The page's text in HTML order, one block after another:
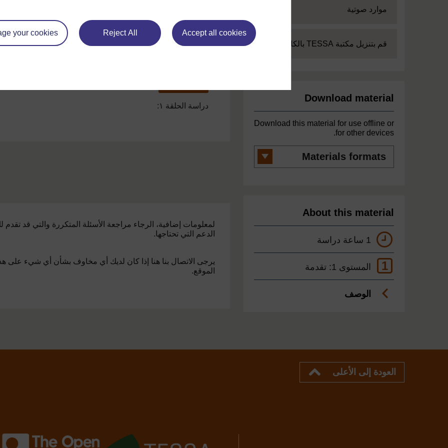
Accept all cookies
Reject All
your cookies
Expand
موارد صوتية
Expand
قم بتنزيل مكتبة TESSA بالكامل
Download material
Download this material for use offline or
for other devices.
formats
About this material
1 ساعة دراسة
1 المستوى 1: تقدمة
الوصف
أطلب منهم أن يدونوا أي معلومة تحصلوا عليها. أطلب من
المجموعات المختلفة أو على الفصل كله إذا كان صغيراً
دراسة الحلقة ١:
لمعلومات إضافية، الرجاء مراجعة الأسئلة المتكررة والتي قد تقدم
الدعم التي تحتاجها.
يرجى الاتصال بنا هنا إذا كان لديك أي مخاوف بشأن أي شيء على
الموقع.
العودة إلى الأعلى